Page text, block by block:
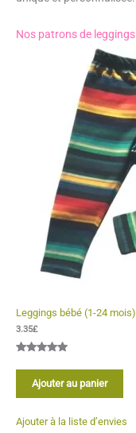
Nos patrons de leggings
Leggings bébé (1-24 mois)
3.35£
sur 5
client
Ajouter au panier
Ajouter à la liste d’envies